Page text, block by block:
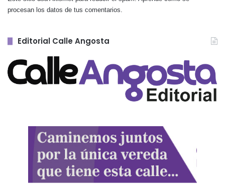
procesan los datos de tus comentarios.
Editorial Calle Angosta